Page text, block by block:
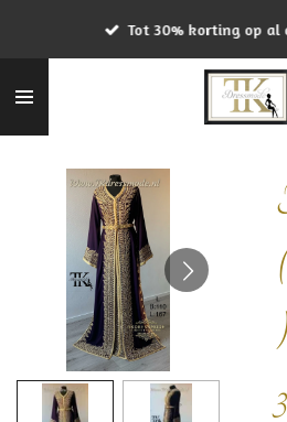
de
Tot 30% korting op al